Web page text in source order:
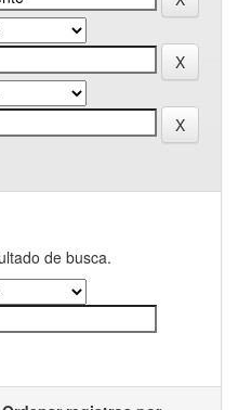
de busca.